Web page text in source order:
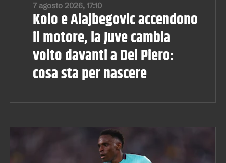
7 agosto 2026, 17:10
Kolo e Alajbegovic accendono
il motore, la Juve cambia
volto davanti a Del Piero:
cosa sta per nascere